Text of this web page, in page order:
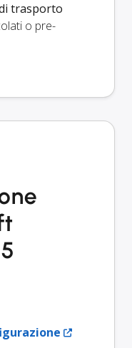
trasporto
o pre-